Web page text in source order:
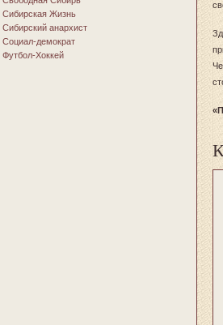
Сибирская Жизнь
Сибирский анархист
Социал-демократ
Футбол-Хоккей